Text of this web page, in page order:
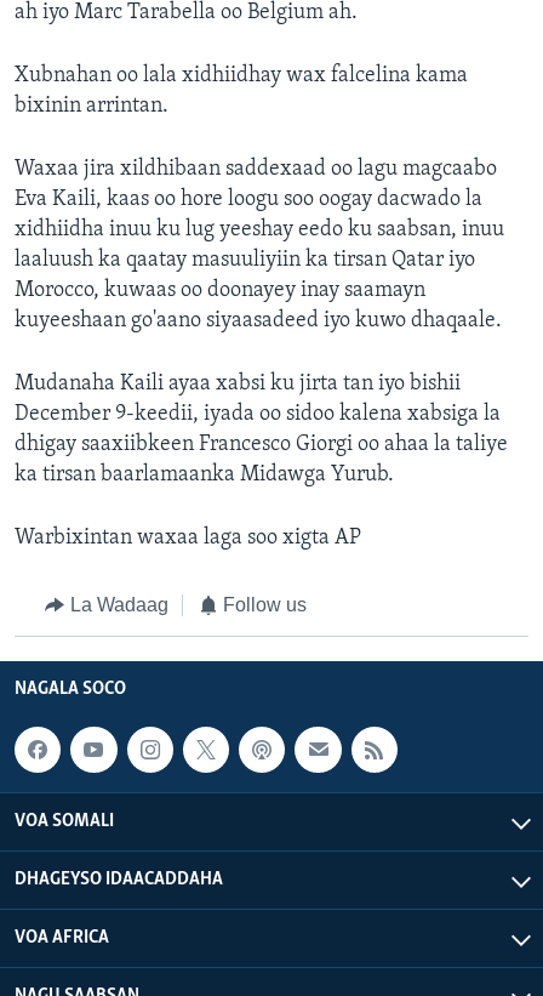
ah iyo Marc Tarabella oo Belgium ah.
Xubnahan oo lala xidhiidhay wax falcelina kama
bixinin arrintan.
Waxaa jira xildhibaan saddexaad oo lagu magcaabo
Eva Kaili, kaas oo hore loogu soo oogay dacwado la
xidhiidha inuu ku lug yeeshay eedo ku saabsan, inuu
laaluush ka qaatay masuuliyiin ka tirsan Qatar iyo
Morocco, kuwaas oo doonayey inay saamayn
kuyeeshaan go'aano siyaasadeed iyo kuwo dhaqaale.
Mudanaha Kaili ayaa xabsi ku jirta tan iyo bishii
December 9-keedii, iyada oo sidoo kalena xabsiga la
dhigay saaxiibkeen Francesco Giorgi oo ahaa la taliye
ka tirsan baarlamaanka Midawga Yurub.
Warbixintan waxaa laga soo xigta AP
La Wadaag Follow us
NAGALA SOCO
VOA SOMALI
DHAGEYSO IDAACADDAHA
VOA AFRICA